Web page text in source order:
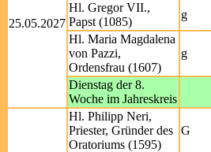
25.05.2027
Hl. Gregor VII.,
Papst (1085)
g
Hl. Maria Magdalena
von Pazzi,
Ordensfrau (1607)
g
Dienstag der 8.
Woche im Jahreskreis
Hl. Philipp Neri,
Priester, Gründer des
Oratoriums (1595)
G